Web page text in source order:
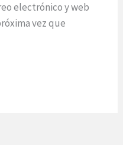
electrónico y web
vez que